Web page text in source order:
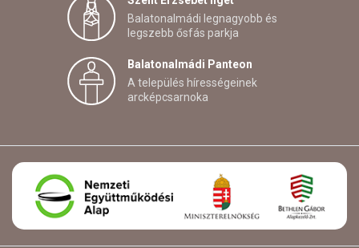
Balatonalmádi legnagyobb és
legszebb ősfás parkja
Balatonalmádi Panteon
A település hírességeinek
arcképcsarnoka